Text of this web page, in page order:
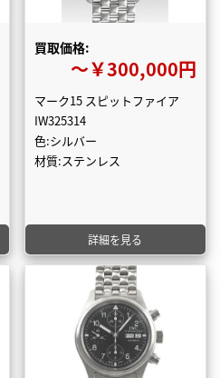
買取価格:
〜￥300,000円
マーク15 スピットファイア
IW325314
色:シルバー
材質:ステンレス
詳細を見る